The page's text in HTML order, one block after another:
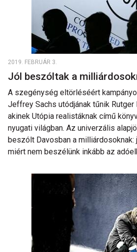
2019. FEBRUÁR 3.
Jól beszóltak a
A szegénység eltörléséért
Jeffrey Sachs utódjának tűnik Rutger
akinek Utópia realistáknak című
nyugati világban. Az univerzális
beszólt Davosban a
miért nem beszélünk inkább az